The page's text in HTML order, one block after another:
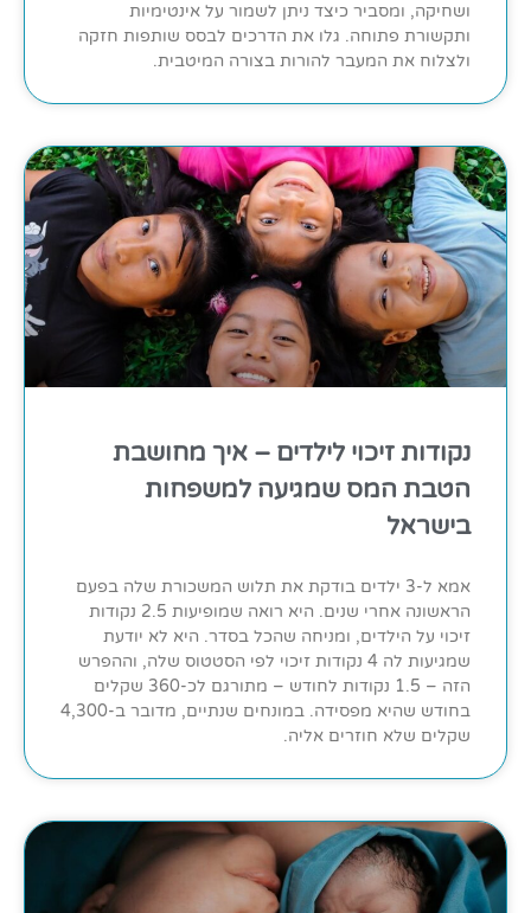
ושחיקה, ומסביר כיצד ניתן לשמור על אינטימיות
ותקשורת פתוחה. גלו את הדרכים לבסס שותפות חזקה
ולצלוח את המעבר להורות בצורה המיטבית.
נקודות זיכוי לילדים – איך מחושבת
הטבת המס שמגיעה למשפחות
בישראל
אמא ל-3 ילדים בודקת את תלוש המשכורת שלה בפעם
הראשונה אחרי שנים. היא רואה שמופיעות 2.5 נקודות
זיכוי על הילדים, ומניחה שהכל בסדר. היא לא יודעת
שמגיעות לה 4 נקודות זיכוי לפי הסטטוס שלה, וההפרש
הזה – 1.5 נקודות לחודש – מתורגם לכ-360 שקלים
בחודש שהיא מפסידה. במונחים שנתיים, מדובר ב-4,300
שקלים שלא חוזרים אליה.